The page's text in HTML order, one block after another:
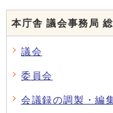
本庁舎 議会事務局
議会
委員会
会議録の調製・編